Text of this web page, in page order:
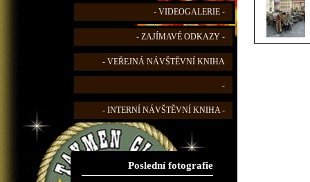
- VIDEOGALERIE -
- ZAJÍMAVÉ ODKAZY -
- VEŘEJNÁ NÁVŠTĚVNÍ KNIHA
-
- INTERNÍ NÁVŠTĚVNÍ KNIHA -
Poslední fotografie